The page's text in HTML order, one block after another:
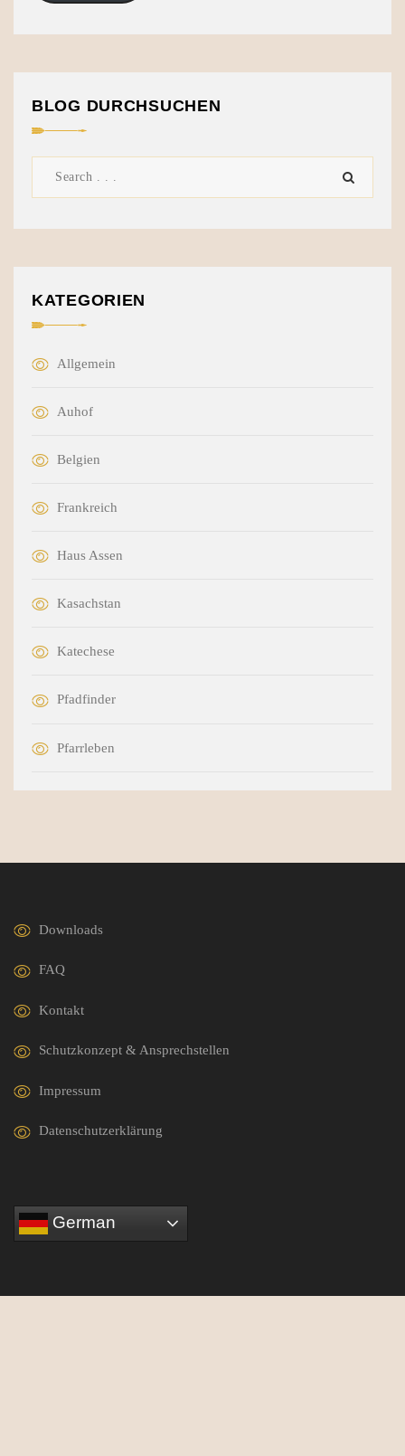
BLOG DURCHSUCHEN
KATEGORIEN
Allgemein
Auhof
Belgien
Frankreich
Haus Assen
Kasachstan
Katechese
Pfadfinder
Pfarrleben
Downloads
FAQ
Kontakt
Schutzkonzept & Ansprechstellen
Impressum
Datenschutzerklärung
German